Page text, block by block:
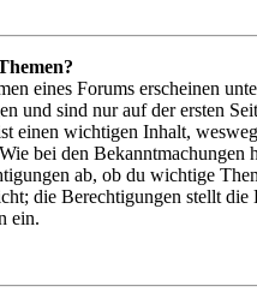
eines Forums erscheinen
und sind nur auf der ersten
einen wichtigen Inhalt,
bei den Bekanntmachungen
ab, ob du wichtige
die Berechtigungen stellt die
ein.